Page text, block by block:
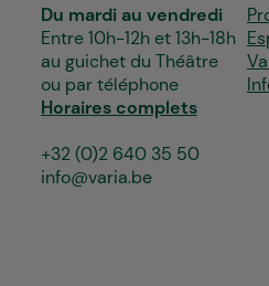
Du mardi au vendredi
Entre 10h-12h et 13h-18h
au guichet du Théâtre
ou par téléphone
Horaires complets
+32 (0)2 640 35 50
info@varia.be